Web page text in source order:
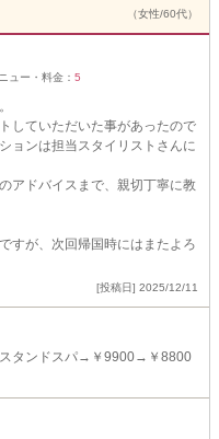
（女性/60代）
ュー・料金： 5
していただいた事があったので
ョンは担当スタイリストさんに
アドバイスまで、親切丁寧に教
すが、次回帰国時にはまたよろ
[投稿日] 2025/12/11
スタンドスパ→￥9900→￥8800